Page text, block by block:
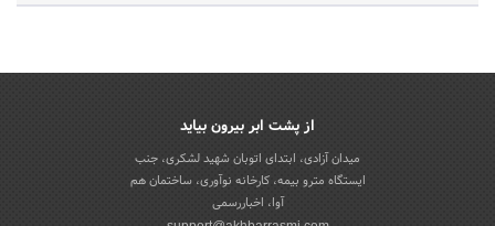
از پشت ابر بیرون بیاید
میدان آزادی، ابتدای اتوبان شهید لشکری، جنب
ایستگاه مترو بیمه، کارخانه نوآوری، ساختمان هم
آوا، اخباررسمی